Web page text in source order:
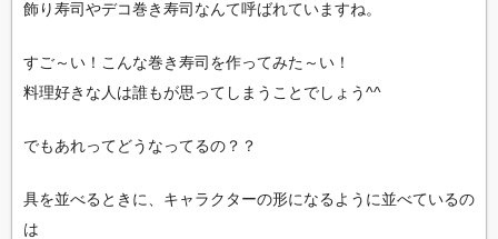
飾り寿司やデコ巻き寿司なんて呼ばれていますね。
すご～い！こんな巻き寿司を作ってみた～い！
料理好きな人は誰もが思ってしまうことでしょう^^
でもあれってどうなってるの？？
具を並べるときに、キャラクターの形になるように並べているの
は